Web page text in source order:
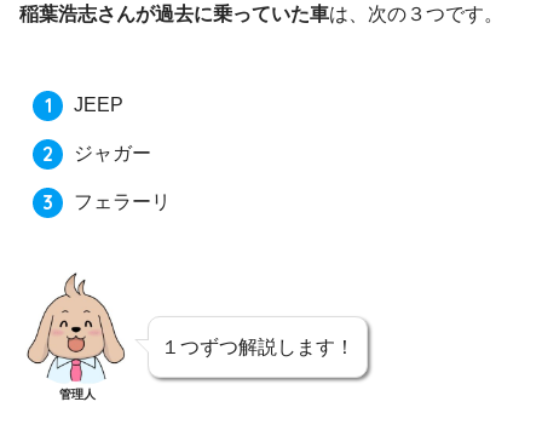
稲葉浩志さんが過去に乗っていた車は、次の３つです。
JEEP
ジャガー
フェラーリ
管理人
１つずつ解説します！